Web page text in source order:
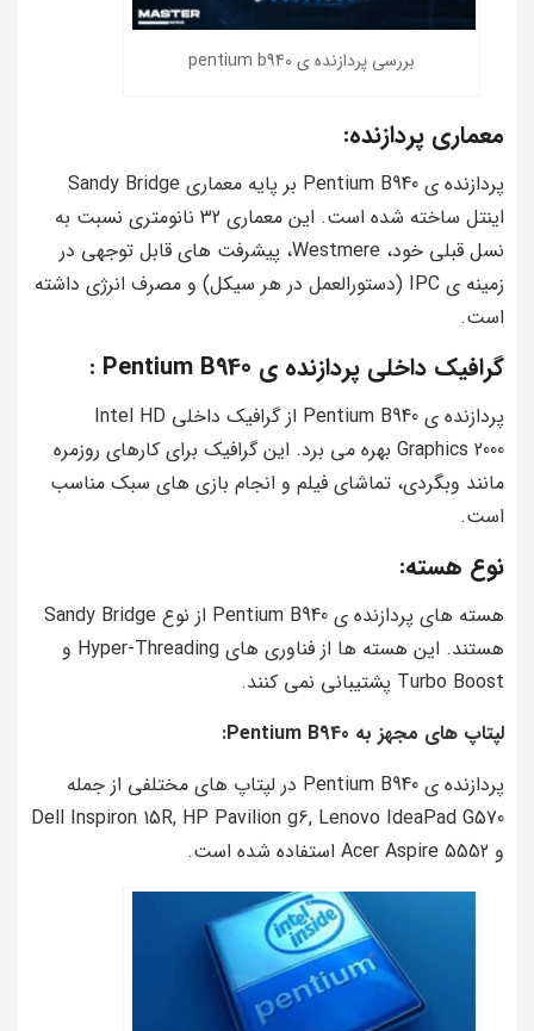
بررسی پردازنده ی pentium b940
معماری پردازنده:
پردازنده ی Pentium B940 بر پایه معماری Sandy Bridge
اینتل ساخته شده است. این معماری 32 نانومتری نسبت به
نسل قبلی خود، Westmere، پیشرفت های قابل توجهی در
زمینه ی IPC (دستورالعمل در هر سیکل) و مصرف انرژی داشته
است.
گرافیک داخلی پردازنده ی Pentium B940 :
پردازنده ی Pentium B940 از گرافیک داخلی Intel HD
Graphics 2000 بهره می برد. این گرافیک برای کارهای روزمره
مانند وبگردی، تماشای فیلم و انجام بازی های سبک مناسب
است.
نوع هسته:
هسته های پردازنده ی Pentium B940 از نوع Sandy Bridge
هستند. این هسته ها از فناوری های Hyper-Threading و
Turbo Boost پشتیبانی نمی کنند.
لپتاپ های مجهز به Pentium B940:
پردازنده ی Pentium B940 در لپتاپ های مختلفی از جمله
Dell Inspiron 15R, HP Pavilion g6, Lenovo IdeaPad G570
و Acer Aspire 5552 استفاده شده است.